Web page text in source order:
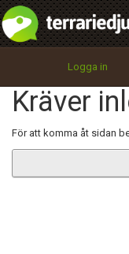
Logga in
Kräver
För att komma åt sidan
integritetspolicy
Namn:
Epost:
Begär nytt lösenord